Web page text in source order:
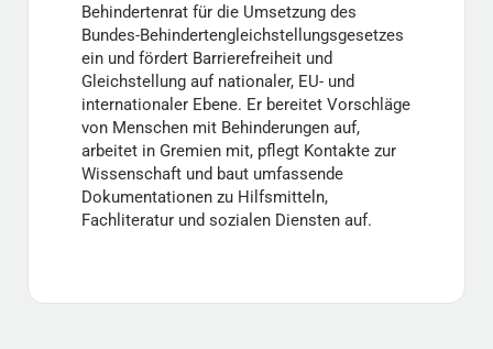
Behindertenrat für die Umsetzung des
Bundes-Behindertengleichstellungsgesetzes
ein und fördert Barrierefreiheit und
Gleichstellung auf nationaler, EU- und
internationaler Ebene. Er bereitet Vorschläge
von Menschen mit Behinderungen auf,
arbeitet in Gremien mit, pflegt Kontakte zur
Wissenschaft und baut umfassende
Dokumentationen zu Hilfsmitteln,
Fachliteratur und sozialen Diensten auf.